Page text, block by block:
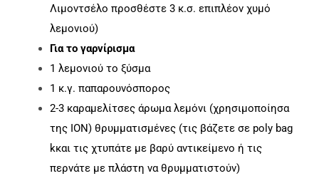
Λιμοντσέλο προσθέστε 3 κ.σ. επιπλέον χυμό
λεμονιού)
Για το γαρνίρισμα
1 λεμονιού το ξύσμα
1 κ.γ. παπαρουνόσπορος
2-3 καραμελίτσες άρωμα λεμόνι (χρησιμοποίησα
της ΙΟΝ) θρυμματισμένες (τις βάζετε σε poly bag
kκαι τις χτυπάτε με βαρύ αντικείμενο ή τις
περνάτε με πλάστη να θρυμματιστούν)